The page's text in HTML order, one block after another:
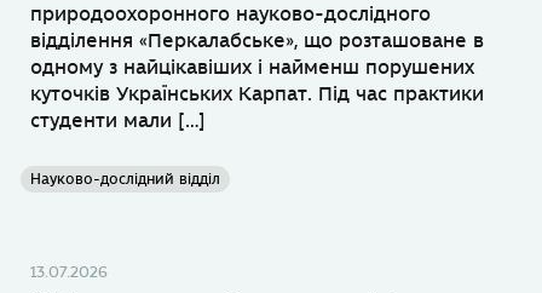
природоохоронного науково-дослідного
відділення «Перкалабське», що розташоване в
одному з найцікавіших і найменш порушених
куточків Українських Карпат. Під час практики
студенти мали […]
Науково-дослідний відділ
13.07.2026